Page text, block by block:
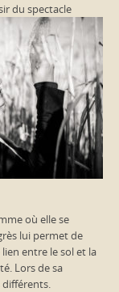
du spectacle
où elle se
lui permet de
entre le sol et la
Lors de sa
différents.